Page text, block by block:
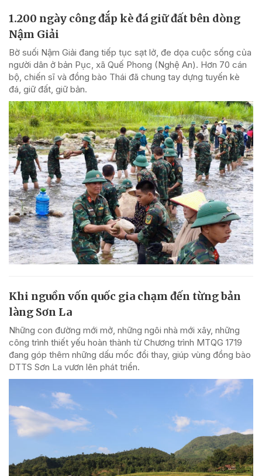
1.200 ngày công đắp kè đá giữ đất bên dòng
Nậm Giải
Bờ suối Nậm Giải đang tiếp tục sạt lở, đe dọa cuộc sống của
người dân ở bản Pục, xã Quế Phong (Nghệ An). Hơn 70 cán
bộ, chiến sĩ và đồng bào Thái đã chung tay dựng tuyến kè
đá, giữ đất, giữ bản.
Khi nguồn vốn quốc gia chạm đến từng bản
làng Sơn La
Những con đường mới mở, những ngôi nhà mới xây, những
công trình thiết yếu hoàn thành từ Chương trình MTQG 1719
đang góp thêm những dấu mốc đổi thay, giúp vùng đồng bào
DTTS Sơn La vươn lên phát triển.